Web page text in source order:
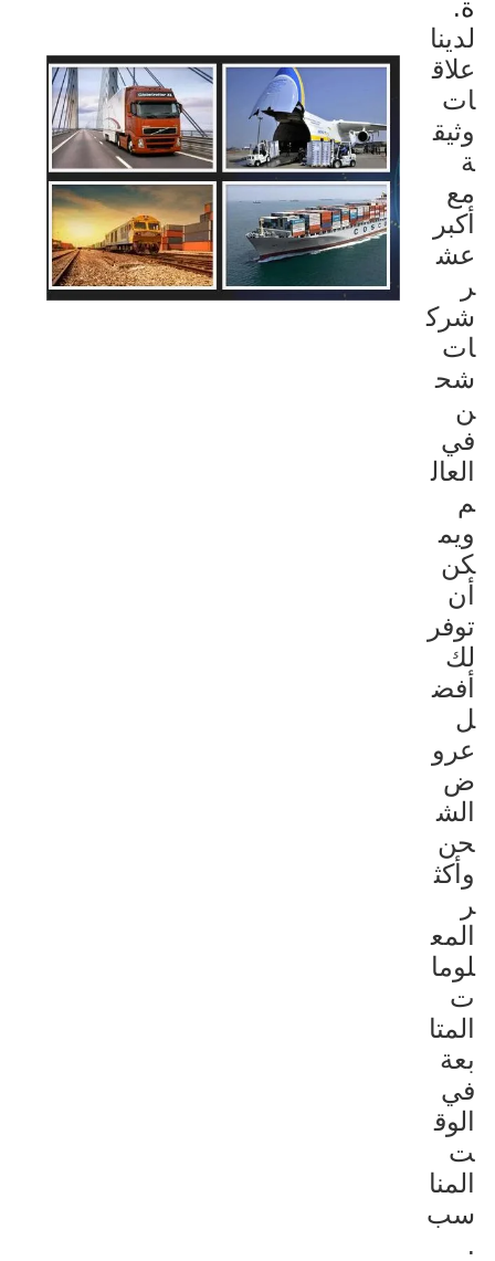
ة.
لدينا
علاق
ات
وثيق
ة
مع
أكبر
عش
ر
شرك
ات
شح
ن
في
العال
م
ويم
كن
أن
توفر
لك
أفض
ل
عرو
ض
الش
حن
وأكث
ر
المع
لوما
ت
المتا
بعة
في
الوق
ت
المنا
سب
.